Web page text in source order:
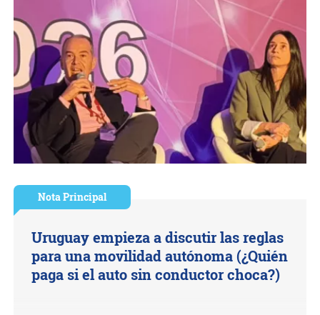
Nota Principal
Uruguay empieza a discutir las reglas
para una movilidad autónoma (¿Quién
paga si el auto sin conductor choca?)